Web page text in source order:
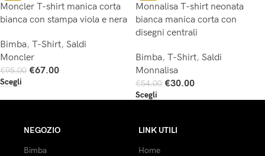
Moncler T-shirt manica corta
bianca con stampa viola e nera
Bimba, T-Shirt, Saldi
Moncler
€95.00 €67.00
Scegli
Monnalisa T-shirt neonata
bianca manica corta con
disegni centrali
Bimba, T-Shirt, Saldi
Monnalisa
€54.00 €30.00
Scegli
NEGOZIO
Bimba
LINK UTILI
Home